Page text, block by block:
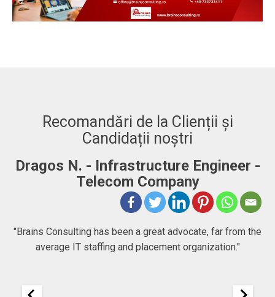
Recomandări de la Clienții și
Candidații noștri
Dragos N. - Infrastructure Engineer -
Telecom Company
"Brains Consulting has been a great advocate, far from the
average IT staffing and placement organization."